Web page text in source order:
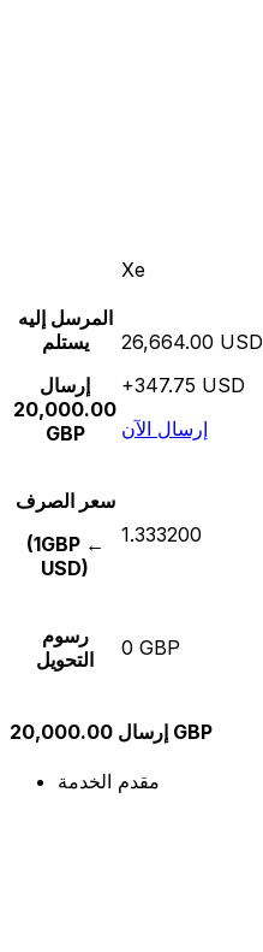
Xe
المرسل إليه
يستلم
إرسال
20,000.00
GBP
26,664.00 USD
+347.75 USD
إرسال الآن
سعر الصرف
(1GBP ←
USD)
1.333200
رسوم
التحويل
0 GBP
إرسال 20,000.00 GBP
مقدم الخدمة